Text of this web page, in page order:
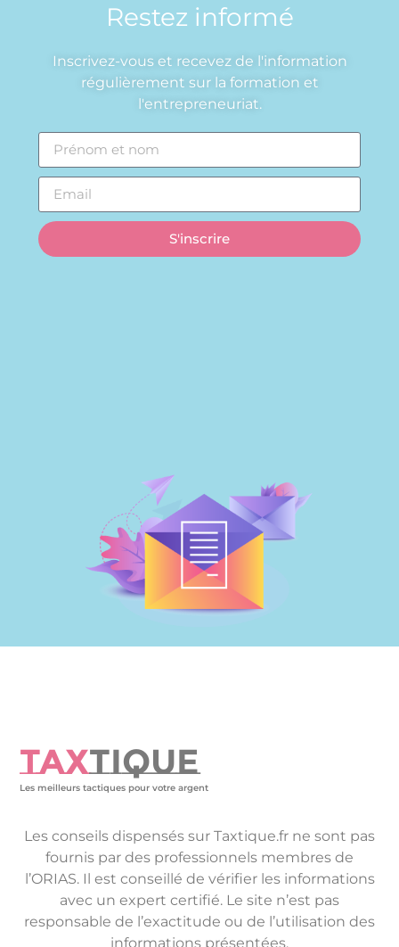
Restez informé
Inscrivez-vous et recevez de l'information
régulièrement sur la formation et
l'entrepreneuriat.
S'inscrire
TAXTIQUE
Les meilleurs tactiques pour votre argent
Les conseils dispensés sur Taxtique.fr ne sont pas
fournis par des professionnels membres de
l’ORIAS. Il est conseillé de vérifier les informations
avec un expert certifié. Le site n’est pas
responsable de l’exactitude ou de l’utilisation des
informations présentées.